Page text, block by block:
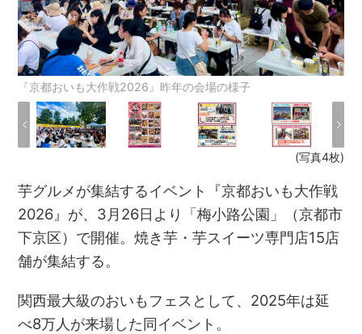
『京都おいも大作戦2026』昨年の会場の様子
(写真4枚)
芋グルメが集結するイベント『京都おいも大作戦
2026』が、3月26日より「梅小路公園」（京都市
下京区）で開催。焼き芋・芋スイーツ専門店15店
舗が集結する。
関西最大級のおいもフェスとして、2025年は延
べ8万人が来場した同イベント。